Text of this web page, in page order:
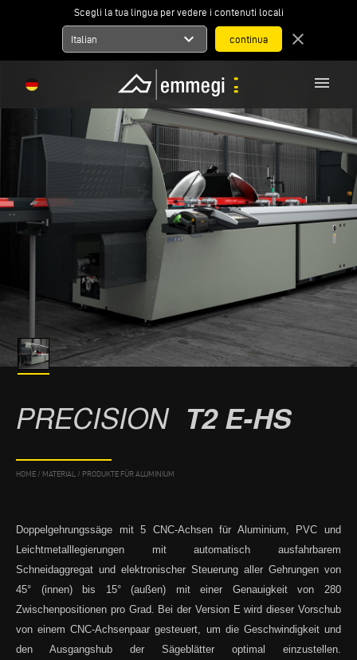
Scegli la tua lingua per vedere i contenuti locali
Italian expand_more close
menu
PRECISION T2 E-HS
HOME / MATERIAL / PRODUKTE FÜR ALUMINIUM
Doppelgehrungssäge mit 5 CNC-Achsen für Aluminium, PVC und
Leichtmetalllegierungen mit automatisch ausfahrbarem
Schneidaggregat und elektronischer Steuerung aller Gehrungen von
45° (innen) bis 15° (außen) mit einer Genauigkeit von 280
Zwischenpositionen pro Grad. Bei der Version E wird dieser Vorschub
von einem CNC-Achsenpaar gesteuert, um die Geschwindigkeit und
den Ausgangshub der Sägeblätter optimal einzustellen.